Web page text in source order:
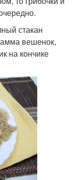
стакан
вешенок,
на кончике